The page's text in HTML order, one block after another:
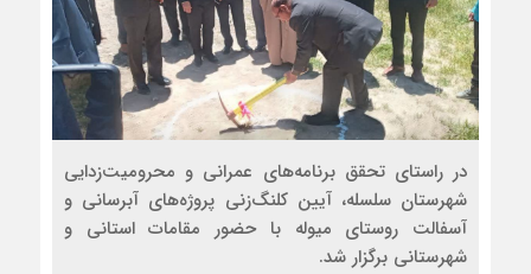
در راستای تحقق برنامه‌های عمرانی و محرومیت‌زدایی
شهرستان سلسله، آیین کلنگ‌زنی پروژه‌های آبرسانی و
آسفالت روستای میوله با حضور مقامات استانی و
شهرستانی برگزار شد.